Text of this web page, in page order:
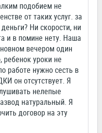
подобием не
от таких услуг. за
Ни скорости, ни
и в помине нету. Наша
вечером один
ребенок уроки не
работе нужно сесть в
он отсутствует. Я
нелепые
натуральный. Я
договор на эту